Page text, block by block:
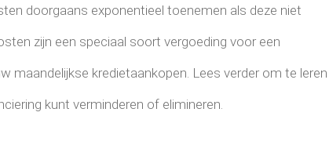
doorgaans exponentieel toenemen als deze niet
zijn een speciaal soort vergoeding voor een
maandelijkse kredietaankopen. Lees verder om te leren
kunt verminderen of elimineren.